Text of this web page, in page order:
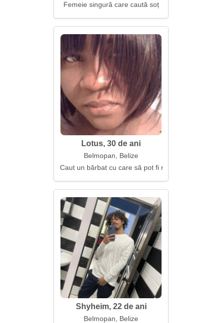
Femeie singură care caută soț
Lotus, 30 de ani
Belmopan, Belize
Caut un bărbat cu care să pot fi mai liniștită
Shyheim, 22 de ani
Belmopan, Belize